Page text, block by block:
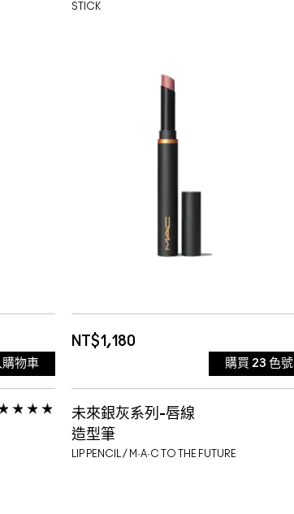
91 EMPHATIC 曖昧棕 短效品 效
期: 2027/02/01
92 BRAZEN 短效品 效期:
99 EXTRA CHILI 魔鬼椒
306 SHOCKING REVELATION
307 FALL IN LOVE
310 INFLUENTIALLY IT
313 SCATTERED PETALS 霧面質
地
314 MULL IT OVER 蜜桃烏龍色
購物車
STICK
NT$1,180
購買 23 色號
875 壞壞傳教士 DEVOTED TO
DANGERVELVET MATTE
876 香料熱紅酒 NICE SPICE *全
未來銀灰系列-唇線
造型筆
LIP PENCIL / M·A·C TO THE FUTURE